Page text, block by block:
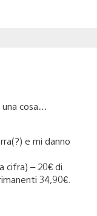
cosa…
e mi danno
cifra) – 20€ di
34,90€.